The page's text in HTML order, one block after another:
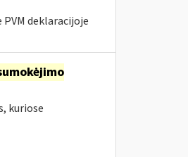
deklaracijoje
kuriose